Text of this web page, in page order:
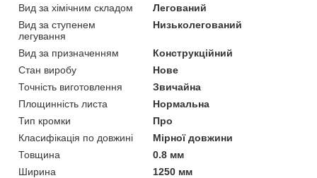
Вид за хімічним складом
Легований
Вид за ступенем
легування
Низьколегований
Вид за призначенням
Конструкційний
Стан виробу
Нове
Точність виготовлення
Звичайна
Площинність листа
Нормальна
Тип кромки
Про
Класифікація по довжині
Мірної довжини
Товщина
0.8 мм
Ширина
1250 мм